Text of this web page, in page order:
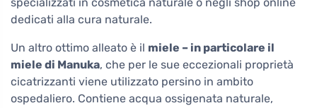
specializzati in cosmetica naturale o negli shop online
dedicati alla cura naturale.
Un altro ottimo alleato è il miele – in particolare il
miele di Manuka, che per le sue eccezionali proprietà
cicatrizzanti viene utilizzato persino in ambito
ospedaliero. Contiene acqua ossigenata naturale,